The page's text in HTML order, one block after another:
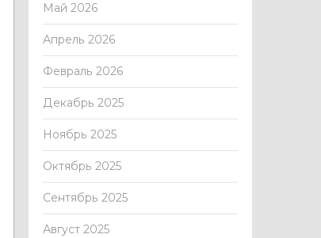
Май 2026
Апрель 2026
Февраль 2026
Декабрь 2025
Ноябрь 2025
Октябрь 2025
Сентябрь 2025
Август 2025